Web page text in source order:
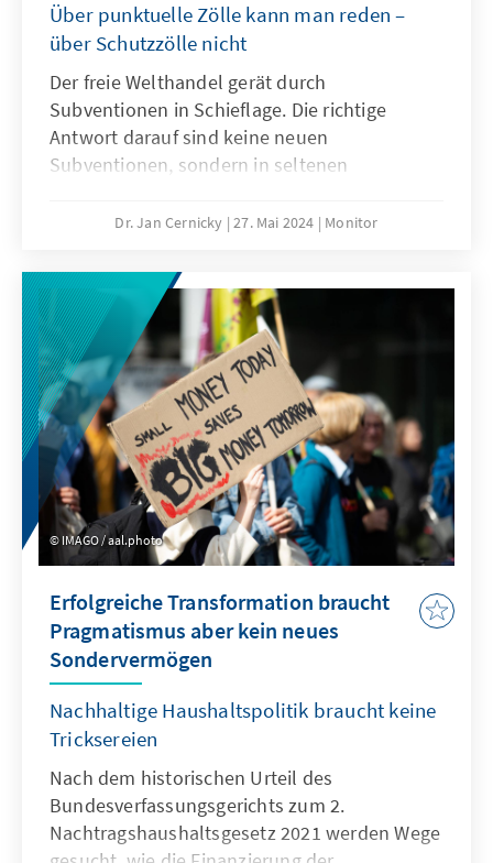
Über punktuelle Zölle kann man reden –
über Schutzzölle nicht
Der freie Welthandel gerät durch
Subventionen in Schieflage. Die richtige
Antwort darauf sind keine neuen
Subventionen, sondern in seltenen
Sorge vor den Auswirkungen wirtschaftlicher
offenen Welthandels zunehmend in den
Hintergrund. Es mag Situationen geben, in
denen handelspolitische Abhängigkeiten –
etwa bei Seltenen Erden – durch staatliche
Eingriffe abgemildert werden können.
Subventionen zum Aufbau eigener
Produktionskapazitäten sind deutlich
ineffizienter, teurer und untergraben das
Marktprinzip.
Dr. Jan Cernicky 27. Mai 2024 Monitor
IMAGO / aal.photo
Erfolgreiche Transformation braucht
Pragmatismus aber kein neues
Sondervermögen
Nachhaltige Haushaltspolitik braucht keine
Tricksereien
Nach dem historischen Urteil des
Bundesverfassungsgerichts zum 2.
Nachtragshaushaltsgesetz 2021 werden Wege